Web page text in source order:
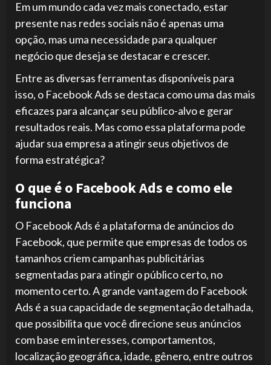
Em um mundo cada vez mais conectado, estar
presente nas redes sociais não é apenas uma
opção, mas uma necessidade para qualquer
negócio que deseja se destacar e crescer.
Entre as diversas ferramentas disponíveis para
isso, o Facebook Ads se destaca como uma das mais
eficazes para alcançar seu público-alvo e gerar
resultados reais. Mas como essa plataforma pode
ajudar sua empresa a atingir seus objetivos de
forma estratégica?
O que é o Facebook Ads e como ele
funciona
O Facebook Ads é a plataforma de anúncios do
Facebook, que permite que empresas de todos os
tamanhos criem campanhas publicitárias
segmentadas para atingir o público certo, no
momento certo. A grande vantagem do Facebook
Ads é a sua capacidade de segmentação detalhada,
que possibilita que você direcione seus anúncios
com base em interesses, comportamentos,
localização geográfica, idade, gênero, entre outros